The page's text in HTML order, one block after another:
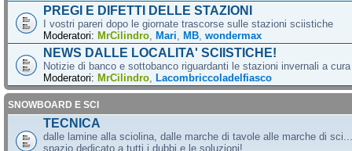
PREGI E DIFETTI DELLE STAZIONI
I vostri pareri dopo le giornate trascorse sulle stazioni sciistiche
Moderatori: MrCilindro Mari MB wondermax
NEWS DALLE LOCALITA' SCIISTICHE!
Notizie di banco e sottobanco riguardanti le stazioni invernali a
Moderatori: MrCilindro Lacombriccoladelfiasco
SNOWBOARD E SCI
TECNICA
dalle lamine alla sciolina, dalle marche di tavole alle marche di
spazio dedicato a tutti i dubbi e le soluzioni!